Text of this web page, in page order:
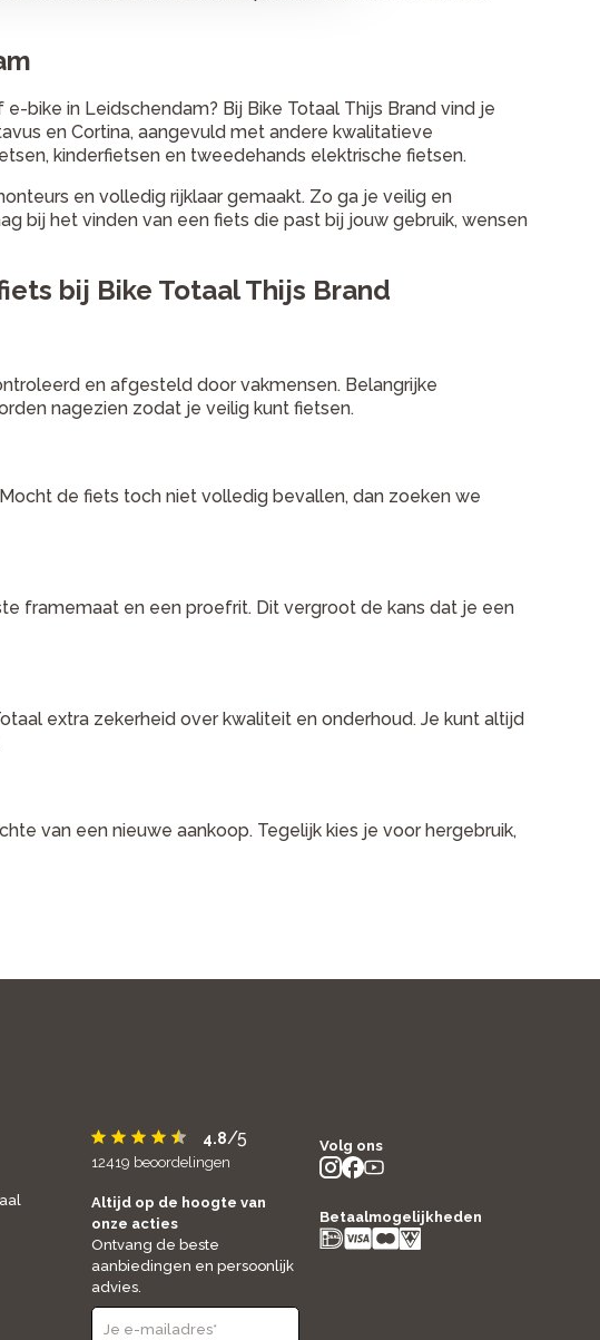
bike in Leidschendam? Bij Bike Totaal Thijs Brand vind je
en Cortina, aangevuld met andere kwalitatieve
kinderfietsen en tweedehands elektrische fietsen.
en volledig rijklaar gemaakt. Zo ga je veilig en
bij het vinden van een fiets die past bij jouw gebruik, wensen
bij Bike Totaal Thijs Brand
en afgesteld door vakmensen. Belangrijke
nagezien zodat je veilig kunt fietsen.
de fiets toch niet volledig bevallen, dan zoeken we
framemaat en een proefrit. Dit vergroot de kans dat je een
extra zekerheid over kwaliteit en onderhoud. Je kunt altijd
van een nieuwe aankoop. Tegelijk kies je voor hergebruik,
4.8/5
12419 beoordelingen
Altijd op de hoogte van
onze acties
Ontvang de beste
aanbiedingen en persoonlijk
advies.
Volg ons
instagram
facebook
Betaalmogelijkheden